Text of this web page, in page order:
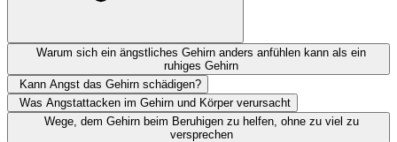
Warum sich ein ängstliches Gehirn anders anfühlen kann als ein
ruhiges Gehirn
Kann Angst das Gehirn schädigen?
Was Angstattacken im Gehirn und Körper verursacht
Wege, dem Gehirn beim Beruhigen zu helfen, ohne zu viel zu
versprechen